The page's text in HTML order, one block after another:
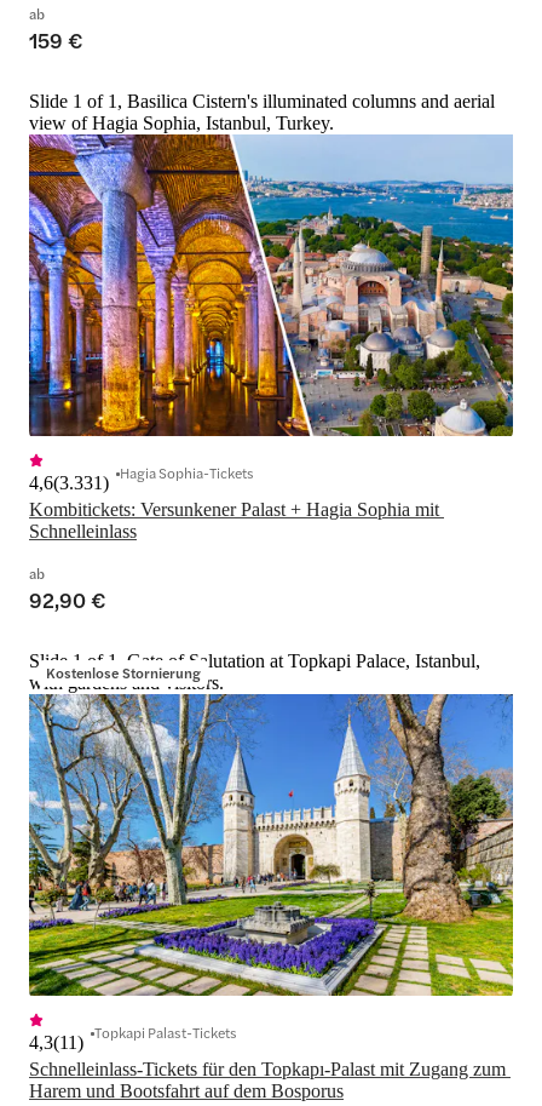
ab
159 €
Slide 1 of 1, Basilica Cistern's illuminated columns and aerial
view of Hagia Sophia, Istanbul, Turkey.
Kombitickets: Versunkener Palast + Hagia Sophia mit
Schnelleinlass
4,6(3.331) Hagia Sophia-Tickets
ab
92,90 €
Kostenlose Stornierung
Slide 1 of 1, Gate of Salutation at Topkapi Palace, Istanbul,
with gardens and visitors.
Schnelleinlass-Tickets für den Topkapı-Palast mit Zugang zum
Harem und Bootsfahrt auf dem Bosporus
4,3(11) Topkapi Palast-Tickets